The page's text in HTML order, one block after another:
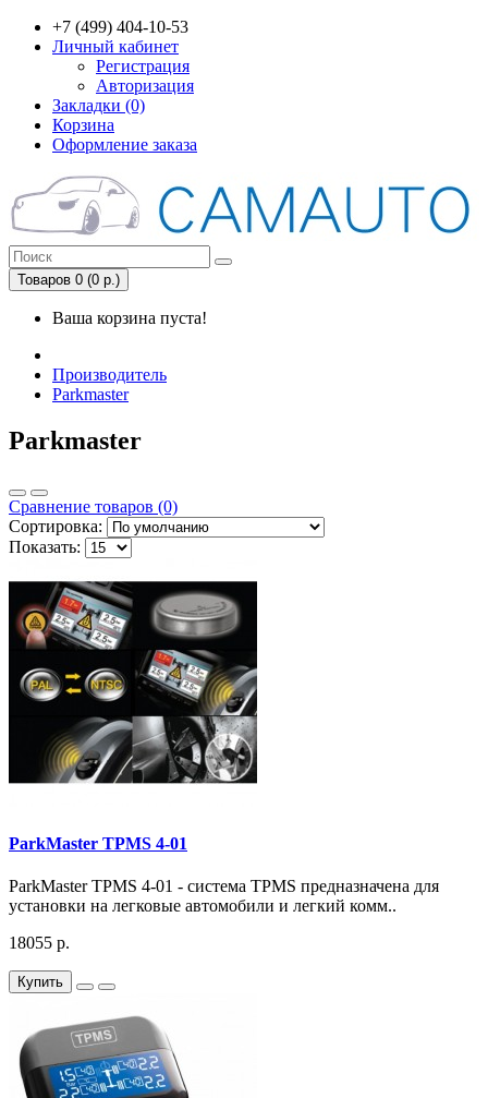
+7 (499) 404-10-53
Личный кабинет
Регистрация
Авторизация
Закладки (0)
Корзина
Оформление заказа
Товаров 0 (0 р.)
Ваша корзина пуста!
Производитель
Parkmaster
Parkmaster
Сравнение товаров (0)
Сортировка:
Показать:
ParkMaster TPMS 4-01
ParkMaster TPMS 4-01 - система TPMS предназначена для
установки на легковые автомобили и легкий комм..
18055 р.
Купить